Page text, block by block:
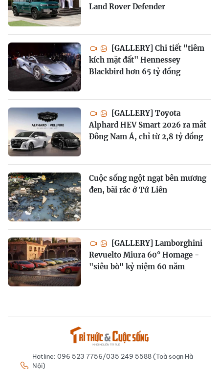
Land Rover Defender
[GALLERY] Chi tiết "tiêm
kích mặt đất" Hennessey
Blackbird hơn 65 tỷ đồng
[GALLERY] Toyota
Alphard HEV Smart 2026 ra mắt
Đông Nam Á, chỉ từ 2,8 tỷ đồng
Cuộc sống ngột ngạt bên mương
đen, bãi rác ở Tứ Liên
[GALLERY] Lamborghini
Revuelto Miura 60° Homage -
"siêu bò" kỷ niệm 60 năm
Hotline: 096 523 7756/035 249 5588 (Toà soạn Hà
Nội)